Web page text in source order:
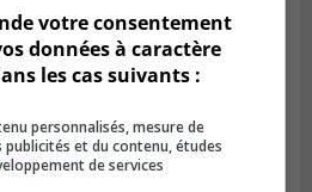
votre consentement
données à caractère
les cas suivants :
personnalisés, mesure de
et du contenu, études
de services